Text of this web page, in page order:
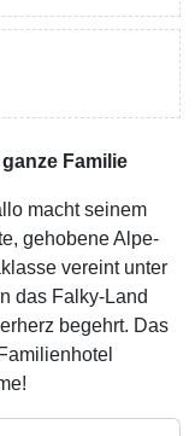
Familie
macht seinem
gehobene Alpe-
vereint unter
das Falky-Land
begehrt. Das